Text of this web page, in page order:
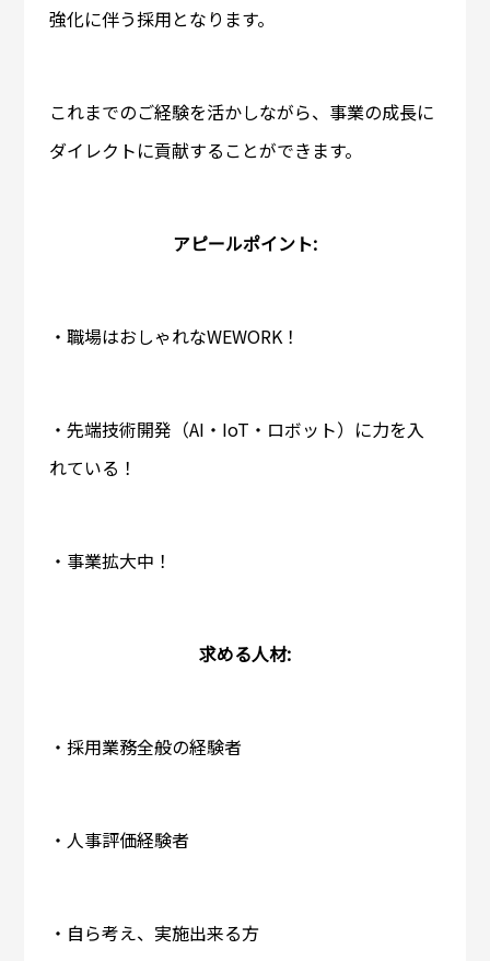
強化に伴う採用となります。
これまでのご経験を活かしながら、事業の成長に
ダイレクトに貢献することができます。
アピールポイント:
・職場はおしゃれなWEWORK！
・先端技術開発（AI・IoT・ロボット）に力を入
れている！
・事業拡大中！
求める人材:
・採用業務全般の経験者
・人事評価経験者
・自ら考え、実施出来る方